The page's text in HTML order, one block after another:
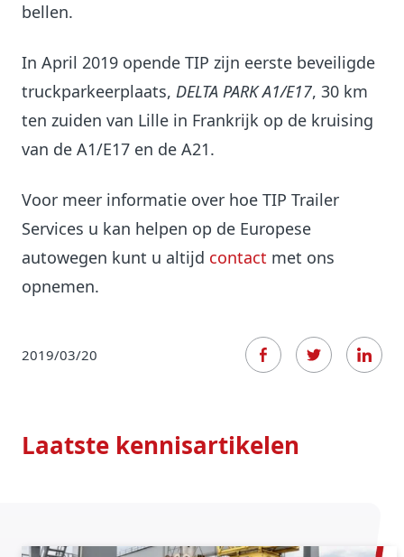
bellen.
In April 2019 opende TIP zijn eerste beveiligde
truckparkeerplaats, DELTA PARK A1/E17, 30 km
ten zuiden van Lille in Frankrijk op de kruising
van de A1/E17 en de A21.
Voor meer informatie over hoe TIP Trailer
Services u kan helpen op de Europese
autowegen kunt u altijd contact met ons
opnemen.
2019/03/20
Laatste kennisartikelen